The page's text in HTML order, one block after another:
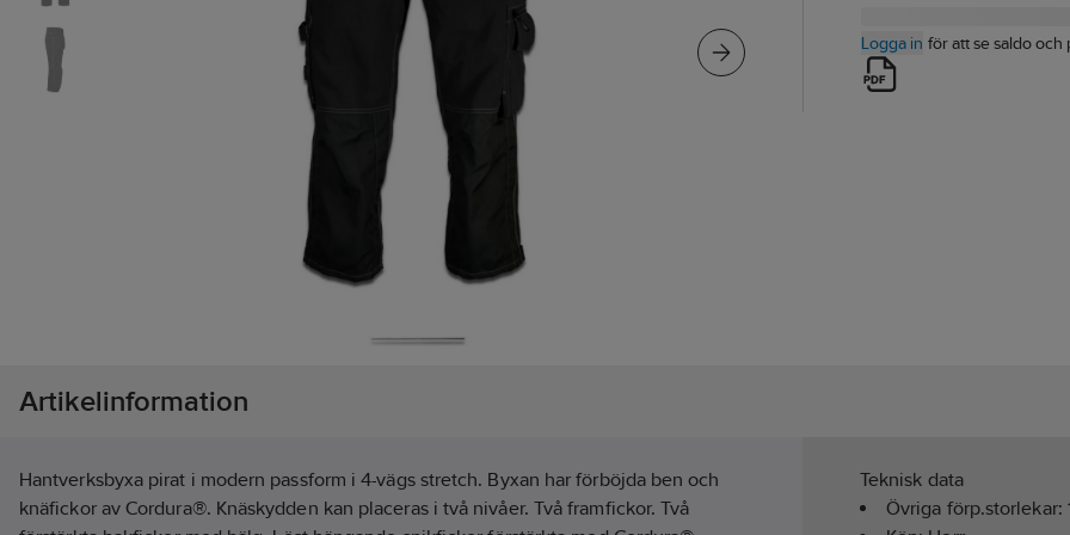
Logga in för att se saldo och
Artikelinformation
Hantverksbyxa pirat i modern passform i 4-vägs stretch. Byxan har förböjda ben och
knäfickor av Cordura®. Knäskydden kan placeras i två nivåer. Två framfickor. Två
Teknisk data
Övriga förp.storlekar: